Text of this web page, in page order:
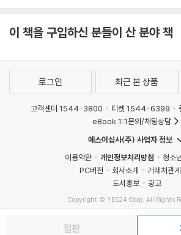
이 책을 구입하신 분들이 산 분야 책
절판
로그인 최근 본 상품
고객센터 1544-3800 티켓 1544-6399
eBook 1:1문의/채팅상담
예스이십사(주) 사업자 정보
이용약관
개인정보처리방침
청소
PC버전
회사소개
거래처관
도서홍보
광고
Copyright © YES24 Corp. All Rights